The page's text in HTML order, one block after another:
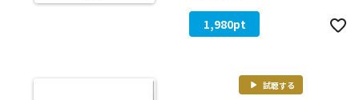
1,980pt
試聴する